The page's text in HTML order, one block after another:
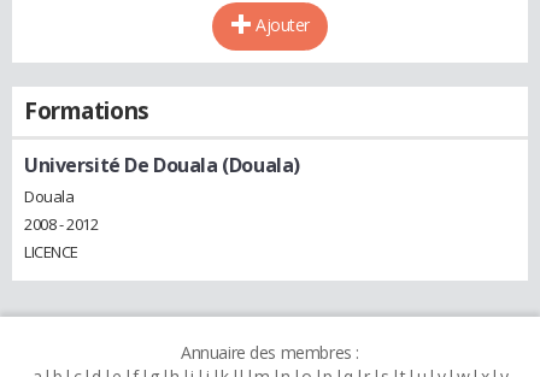
Ajouter
Formations
Université De Douala (Douala)
Douala
2008 - 2012
LICENCE
Annuaire des membres :